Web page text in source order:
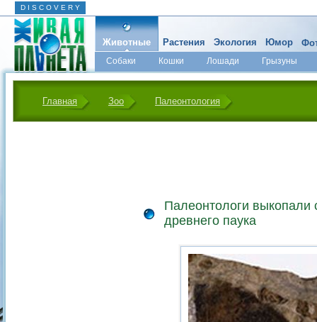
D I S C O V E R Y
Животные
Собаки Кошки Лошади
Грызуны
Микромир
Растения Экология Юмор
Главная Зоо Палеонтология
Палеонтологи выкопали
древнего паука